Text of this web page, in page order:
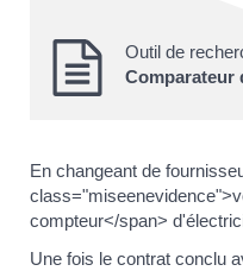
Outil de
Comparateur
En changeant de
compteur</span>
Une fois le contrat conclu